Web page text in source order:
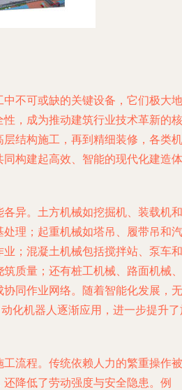
不可或缺的关键设备，它们极大地
，成为推动建筑行业技术革新的核
结构施工，再到精细装修，各类机
构建起高效、智能的现代化建造体
异。土方机械如挖掘机、装载机和
理；起重机械如塔吊、履带吊和汽
；混凝土机械包括搅拌站、泵车和
质量；还有桩工机械、路面机械、
同作业网络。随着智能化发展，无
化机器人逐渐应用，进一步提升
流程。传统依赖人力的繁重操作被
降低了劳动强度与安全隐患。例